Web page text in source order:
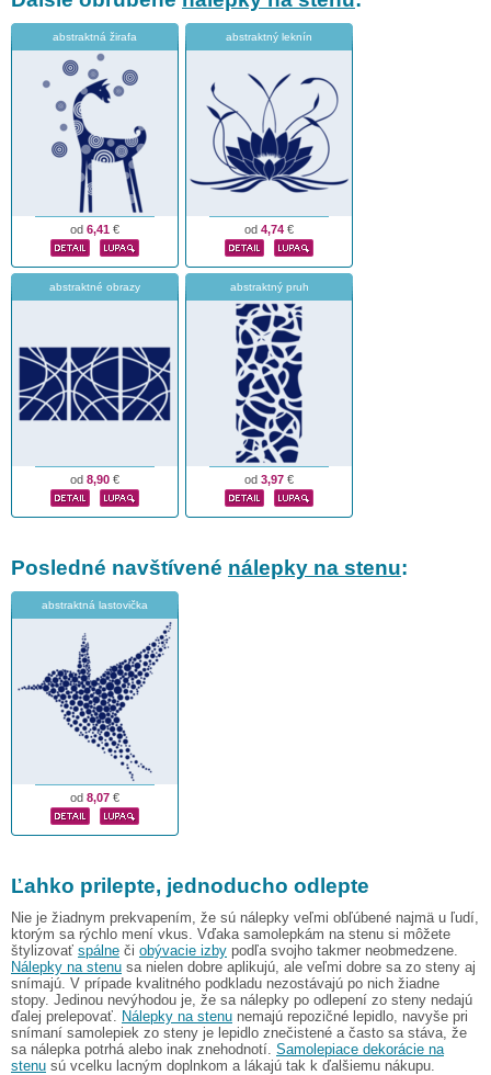
abstraktná žirafa
od 6,41 €
abstraktný leknín
od 4,74 €
abstraktné obrazy
od 8,90 €
abstraktný pruh
od 3,97 €
Posledné navštívené nálepky na stenu:
abstraktná lastovička
od 8,07 €
Ľahko prilepte, jednoducho odlepte
Nie je žiadnym prekvapením, že sú nálepky veľmi obľúbené najmä u ľudí,
ktorým sa rýchlo mení vkus. Vďaka samolepkám na stenu si môžete
štylizovať spálne či obývacie izby podľa svojho takmer neobmedzene.
Nálepky na stenu sa nielen dobre aplikujú, ale veľmi dobre sa zo steny aj
snímajú. V prípade kvalitného podkladu nezostávajú po nich žiadne
stopy. Jedinou nevýhodou je, že sa nálepky po odlepení zo steny nedajú
ďalej prelepovať.
Nálepky na stenu nemajú repozičné lepidlo, navyše pri
snímaní samolepiek zo steny je lepidlo znečistené a často sa stáva, že
sa nálepka potrhá alebo inak znehodnotí. Samolepiace dekorácie na
stenu sú vcelku lacným doplnkom a lákajú tak k ďalšiemu nákupu.